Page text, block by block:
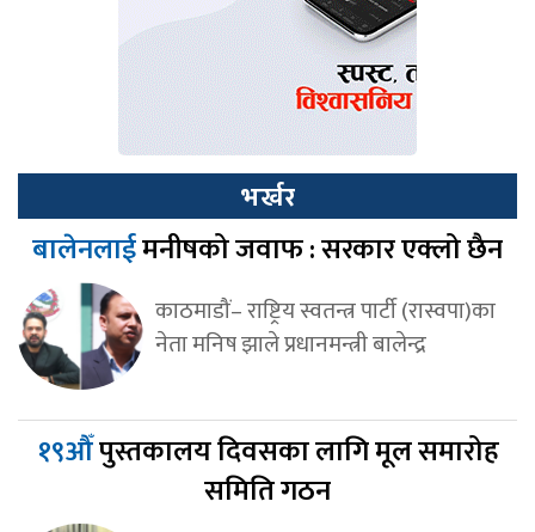
भर्खर
बालेनलाईमनीषको जवाफ : सरकार एक्लो छैन
काठमाडौं– राष्ट्रिय स्वतन्त्र पार्टी (रास्वपा)का
नेता मनिष झाले प्रधानमन्त्री बालेन्द्र
१९औँपुस्तकालय दिवसका लागि मूल समारोह
समिति गठन